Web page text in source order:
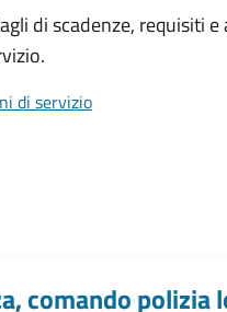
di scadenze, requisiti
di servizio
comando polizia